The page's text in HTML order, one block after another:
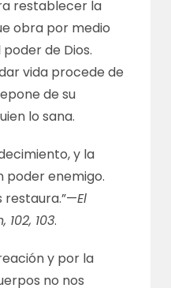
restablecer la
obra por medio
de Dios.
vida procede de
de su
lo sana.
y la
poder enemigo.
restaura.”—El
103.
y por la
no nos